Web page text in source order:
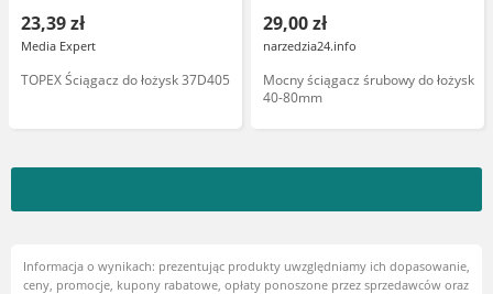
23,39 zł
Media Expert
TOPEX Ściągacz do łożysk 37D405
29,00 zł
narzedzia24.info
Mocny ściągacz śrubowy do łożysk
40-80mm
Informacja o wynikach: prezentując produkty uwzględniamy ich dopasowanie,
ceny, promocje, kupony rabatowe, opłaty ponoszone przez sprzedawców oraz